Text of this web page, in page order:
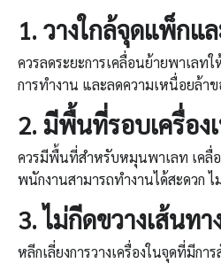
1.วางใกล้จุดแพ็กแ
ควรลดระยะการเคลื่อนย้ายพาเลท
การทำงาน และลดความเหนื่อยล้า
2.มีพื้นที่รอบเครื่อง
ควรมีพื้นที่สำหรับหมุนพาเลท เคลื่
พนักงานสามารถทำงานได้สะดวก
3.ไม่กีดขวางเส้นท
หลีกเลี่ยงการวางเครื่องในจุดที่มีก